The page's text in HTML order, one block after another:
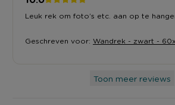
Leuk rek om foto’s etc. aan op te
Geschreven voor: Wandrek - zwart -
Toon meer reviews